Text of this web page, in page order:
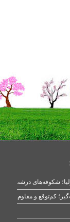
شکوفه‌های درشت در